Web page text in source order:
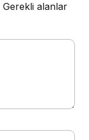
Gerekli alanlar